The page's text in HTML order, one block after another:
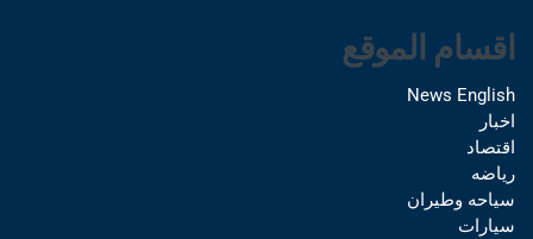
اقسام الموقع
News English
اخبار
اقتصاد
رياضه
سياحه وطيران
سيارات